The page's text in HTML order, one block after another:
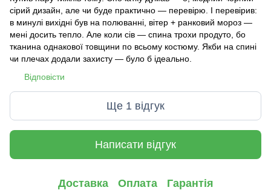
сірий дизайн, але чи буде практично — перевірю. І перевірив:
в минулі вихідні був на полюванні, вітер + ранковий мороз —
мені досить тепло. Але коли сів — спина трохи продуто, бо
тканина однакової товщини по всьому костюму. Якби на спині
чи плечах додали захисту — було б ідеально.
Відповісти
Ще 1 відгук
Написати відгук
Доставка Оплата Гарантія